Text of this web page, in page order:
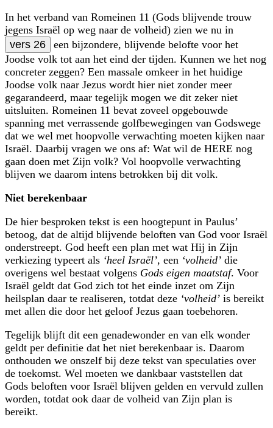
In het verband van Romeinen 11 (Gods blijvende trouw
jegens Israël op weg naar de volheid) zien we nu in
vers 26
een bijzondere, blijvende belofte voor het
Joodse volk tot aan het eind der tijden. Kunnen we het nog
concreter zeggen? Een massale omkeer in het huidige
Joodse volk naar Jezus wordt hier niet zonder meer
gegaran­deerd, maar tegelijk mogen we dit zeker niet
uitsluiten. Romeinen 11 bevat zoveel opgebouwde
spanning met verrassende golfbewegingen van Godswege
dat we wel met hoopvolle verwachting moeten kijken naar
Israël. Daarbij vragen we ons af: Wat wil de HERE nog
gaan doen met Zijn volk? Vol hoopvolle verwachting
blijven we daarom intens betrokken bij dit volk.
Niet berekenbaar
De hier besproken tekst is een hoogtepunt in Paulus’
betoog, dat de altijd blijvende beloften van God voor Israël
onderstreept. God heeft een plan met wat Hij in Zijn
verkiezing typeert als ‘heel Israël’, een ‘volheid’ die
overigens wel bestaat volgens Gods eigen maatstaf. Voor
Israël geldt dat God zich tot het einde inzet om Zijn
heilsplan daar te realiseren, totdat deze ‘volheid’ is bereikt
met allen die door het geloof Jezus gaan toebehoren.
Tegelijk blijft dit een genadewonder en van elk wonder
geldt per definitie dat het niet berekenbaar is. Daarom
onthouden we onszelf bij deze tekst van speculaties over
de toekomst. Wel moeten we dankbaar vaststellen dat
Gods beloften voor Israël blijven gelden en vervuld zullen
worden, totdat ook daar de volheid van Zijn plan is
bereikt.